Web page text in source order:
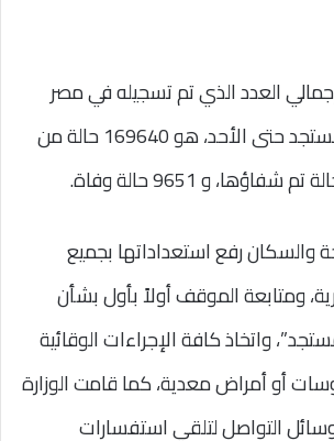
العدد الذي تم تسجيله في مصر
بفيروس كورونا المستجد حتى الأحد، هو 169640 حالة من
والسكان رفع استعداداتها بجميع
ومتابعة الموقف أولاً بأول بشأن
واتخاذ كافة الإجراءات الوقائية
أو أمراض معدية، كما قامت الوزارة
التواصل لتلقي استفسارات